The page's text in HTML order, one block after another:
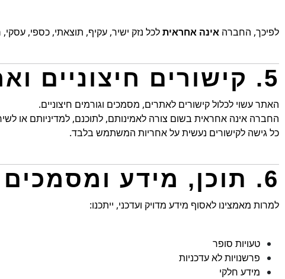
לפיכך, החברה אינה אחראיתלכל נזק ישיר, עקיף, תוצאתי, כספי,
5. קישורים חיצוניים ואחריות צד שלישי
האתר עשוי לכלול קישורים לאתרים, מסמכים וגורמים חיצוניים.
החברה אינה אחראית בשום צורה לאמינותם, לתוכנם, למדיניותם או
כל גישה לקישורים נעשית על אחריות המשתמש בלבד.
6. תוכן, מידע ומסמכים – היעדר הבטחה לדיוק
למרות מאמצינו לאסוף מידע מדויק ועדכני, ייתכנו:
טעויות סופר
פרשנויות לא עדכניות
מידע חלקי